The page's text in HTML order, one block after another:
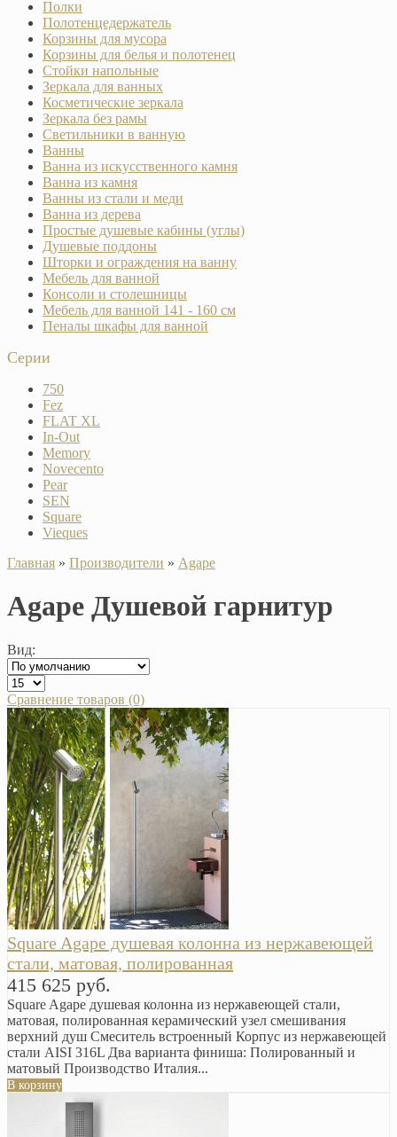
Полки
Полотенцедержатель
Корзины для мусора
Корзины для белья и полотенец
Стойки напольные
Зеркала для ванных
Косметические зеркала
Зеркала без рамы
Светильники в ванную
Ванны
Ванна из искусственного камня
Ванна из камня
Ванны из стали и меди
Ванна из дерева
Простые душевые кабины (углы)
Душевые поддоны
Шторки и ограждения на ванну
Мебель для ванной
Консоли и столешницы
Мебель для ванной 141 - 160 см
Пеналы шкафы для ванной
Серии
750
Fez
FLAT XL
In-Out
Memory
Novecento
Pear
SEN
Square
Vieques
Главная » Производители » Agape
Agape Душевой гарнитур
Вид:
Сравнение товаров (0)
Square Agape душевая колонна из нержавеющей
стали, матовая, полированная
415 625 руб.
Square Agape душевая колонна из нержавеющей стали,
матовая, полированная керамический узел смешивания
верхний душ Смеситель встроенный Корпус из нержавеющей
стали AISI 316L Два варианта финиша: Полированный и
матовый Производство Италия...
В корзину